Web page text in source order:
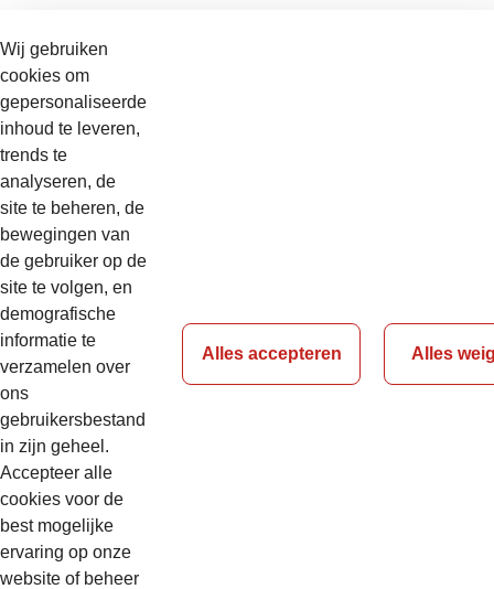
Wij gebruiken
cookies om
gepersonaliseerde
inhoud te leveren,
trends te
analyseren, de
site te beheren, de
bewegingen van
de gebruiker op de
site te volgen, en
demografische
informatie te
verzamelen over
ons
gebruikersbestand
in zijn geheel.
Accepteer alle
cookies voor de
best mogelijke
ervaring op onze
website of beheer
Alles accepteren Alles